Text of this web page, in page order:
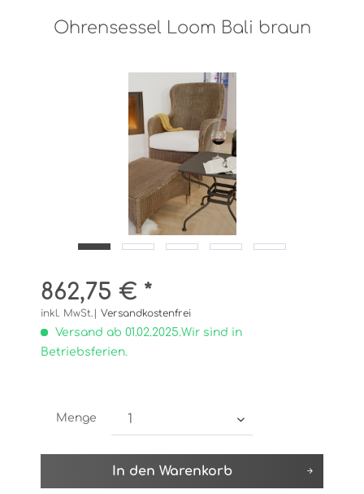
Ohrensessel Loom Bali braun
862,75 € *
inkl. MwSt.| Versandkostenfrei
Versand ab 01.02.2025.Wir sind in
Betriebsferien.
Menge
In den Warenkorb